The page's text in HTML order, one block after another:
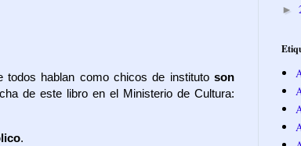
todos hablan como chicos de instituto son
de este libro en el Ministerio de Cultura:
.
►